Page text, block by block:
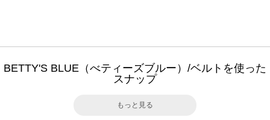
BETTY'S BLUE（べティーズブルー）/ベルトを使った
スナップ
もっと見る